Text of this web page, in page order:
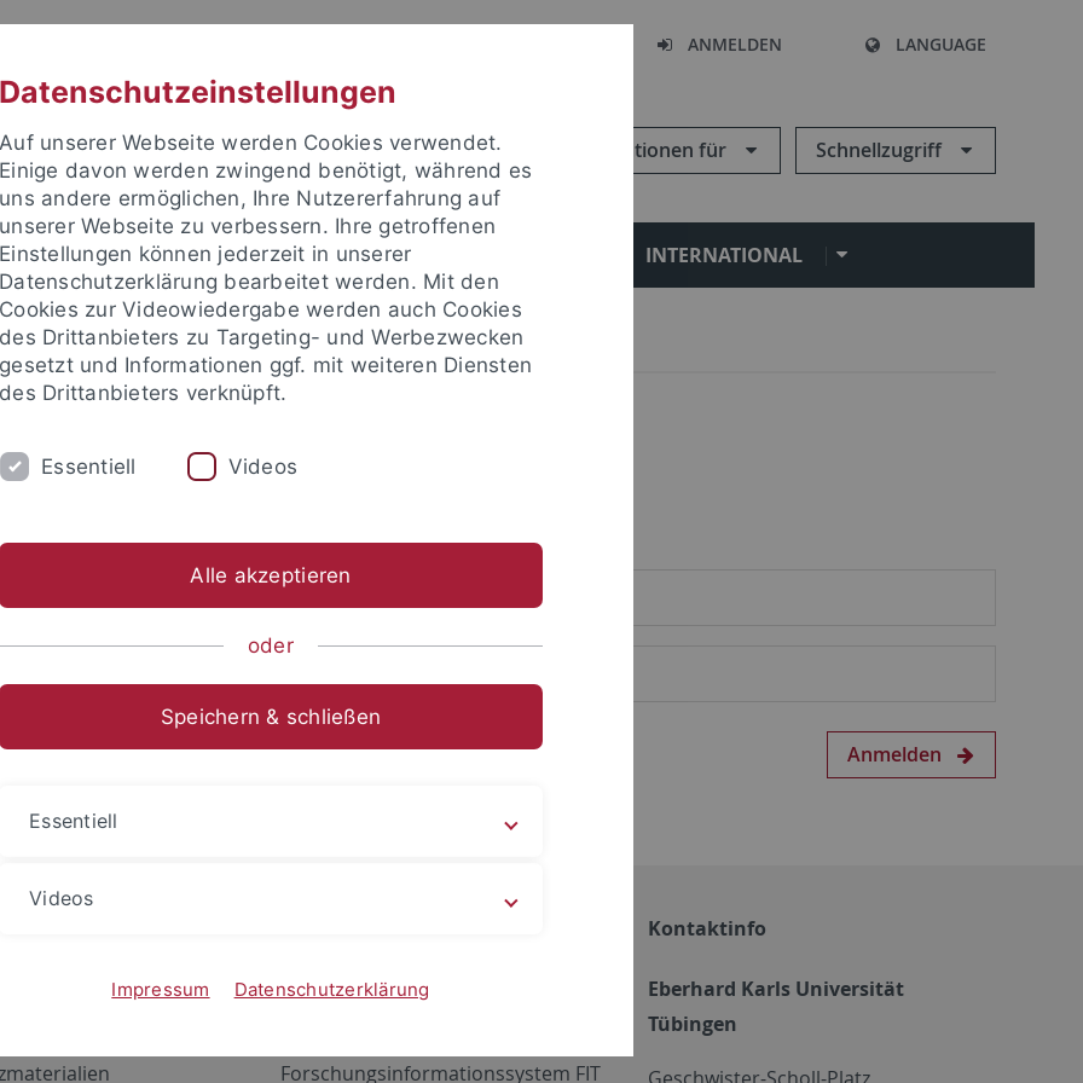
ANMELDEN LANGUAGE
Informationen für Schnellzugriff
FORSCHUNG EINRICHTUNGEN INTERNATIONAL
um sich anzumelden:
Anmelden
Netzwerk
ALMA
Forschungsinformationssystem FIT
Kontaktinfo
Eberhard Karls Universität
Tübingen
Datenschutzeinstellungen
Auf unserer Webseite werden Cookies verwendet.
Einige davon werden zwingend benötigt, während es
uns andere ermöglichen, Ihre Nutzererfahrung auf
unserer Webseite zu verbessern. Ihre getroffenen
Einstellungen können jederzeit in unserer
Datenschutzerklärung bearbeitet werden. Mit den
Cookies zur Videowiedergabe werden auch Cookies
des Drittanbieters zu Targeting- und Werbezwecken
gesetzt und Informationen ggf. mit weiteren Diensten
des Drittanbieters verknüpft.
Essentiell Videos
Alle akzeptieren
oder
Speichern & schließen
Essentiell
Videos
Impressum Datenschutzerklärung